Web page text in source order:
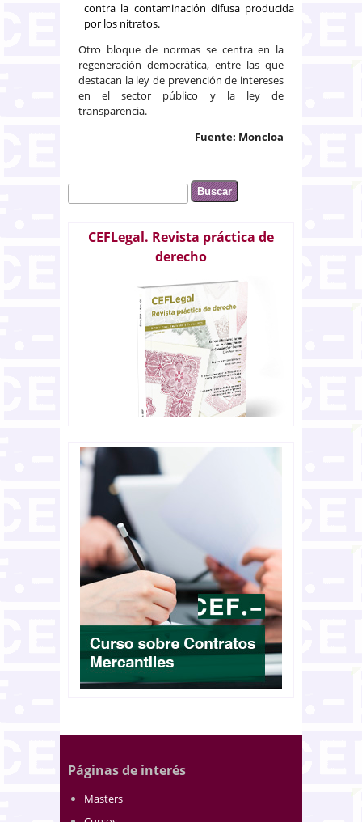
contra la contaminación difusa producida
por los nitratos.
Otro bloque de normas se centra en la
regeneración democrática, entre las que
destacan la ley de prevención de intereses
en el sector público y la ley de
transparencia.
Fuente: Moncloa
Formulario de búsqueda
Buscar
CEFLegal. Revista práctica de
derecho
Páginas de interés
Masters